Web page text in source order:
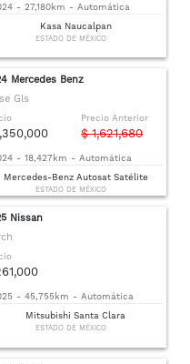
- 27,180km - Automática
Kasa Naucalpan
ESTADO DE MÉXICO
Mercedes Benz
Gls
Precio Anterior
$ 1,621,680
- 18,427km - Automática
Mercedes-Benz Autosat Satélite
ESTADO DE MÉXICO
Nissan
- 45,755km - Automática
Mitsubishi Santa Clara
ESTADO DE MÉXICO